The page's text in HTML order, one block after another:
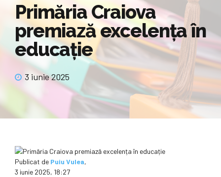
Primăria Craiova
premiază excelența în
educație
3 iunie 2025
Publicat de Puiu Vulea,
3 iunie 2025, 18:27